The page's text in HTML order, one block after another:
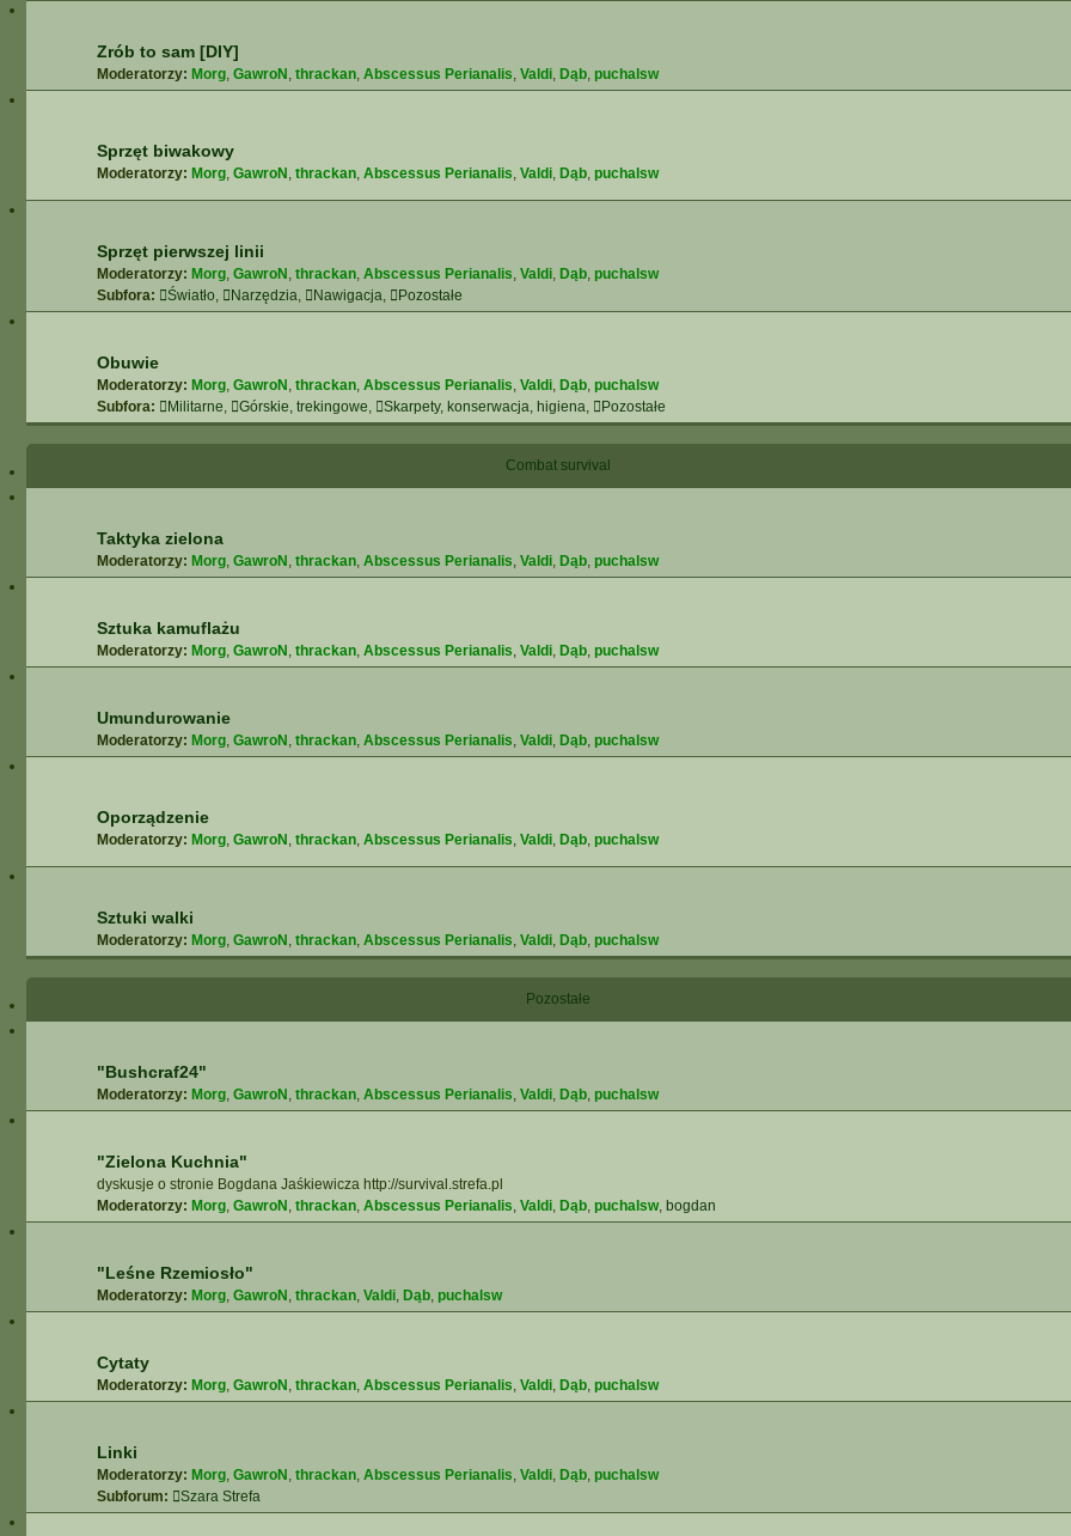
Zrób to sam [DIY]
Moderatorzy: Morg, GawroN , thrackan, Abscessus Perianalis, Valdi, Dąb, puchalsw
Sprzęt biwakowy
Moderatorzy: Morg, GawroN , thrackan, Abscessus Perianalis, Valdi, Dąb, puchalsw
Sprzęt pierwszej linii
Moderatorzy: Morg, GawroN , thrackan, Abscessus Perianalis, Valdi, Dąb, puchalsw
Subfora:
Światło, Narzędzia, Nawigacja, Pozostałe
Obuwie
Moderatorzy: Morg, GawroN , thrackan, Abscessus Perianalis, Valdi, Dąb, puchalsw
Subfora:
Militarne, Górskie, trekingowe, Skarpety, konserwacja, higiena, Pozostałe
Combat survival
Taktyka zielona
Moderatorzy: Morg, GawroN , thrackan, Abscessus Perianalis, Valdi, Dąb, puchalsw
Sztuka kamuflażu
Moderatorzy: Morg, GawroN , thrackan, Abscessus Perianalis, Valdi, Dąb, puchalsw
Umundurowanie
Moderatorzy: Morg, GawroN , thrackan, Abscessus Perianalis, Valdi, Dąb, puchalsw
Oporządzenie
Moderatorzy: Morg, GawroN , thrackan, Abscessus Perianalis, Valdi, Dąb, puchalsw
Sztuki walki
Moderatorzy: Morg, GawroN , thrackan, Abscessus Perianalis, Valdi, Dąb, puchalsw
Pozostałe
"Bushcraf24"
Moderatorzy: Morg, GawroN , thrackan, Abscessus Perianalis, Valdi, Dąb, puchalsw
"Zielona Kuchnia"
dyskusje o stronie Bogdana Jaśkiewicza http://survival.strefa.pl
Moderatorzy: Morg, GawroN , thrackan, Abscessus Perianalis, Valdi, Dąb, puchalsw, bogdan
"Leśne Rzemiosło"
Moderatorzy: Morg, GawroN , thrackan, Valdi, Dąb, puchalsw
Cytaty
Moderatorzy: Morg, GawroN , thrackan, Abscessus Perianalis, Valdi, Dąb, puchalsw
Linki
Moderatorzy: Morg, GawroN , thrackan, Abscessus Perianalis, Valdi, Dąb, puchalsw
Subforum:
Szara Strefa